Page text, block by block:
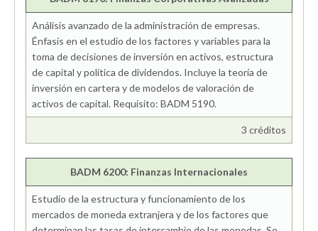
Análisis avanzado de la administración de empresas.
Énfasis en el estudio de los factores y variables para la
toma de decisiones de inversión en activos, estructura
de capital y política de dividendos. Incluye la teoría de
inversión en cartera y de modelos de valoración de
activos de capital. Requisito: BADM 5190.
3 créditos
BADM 6200: Finanzas Internacionales
Estudio de la estructura y funcionamiento de los
mercados de moneda extranjera y de los factores que